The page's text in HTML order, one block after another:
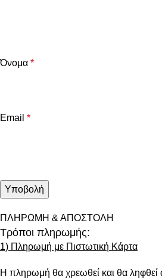
Όνομα *
Email *
ΠΛΗΡΩΜΗ & ΑΠΟΣΤΟΛΗ
Τρόποι πληρωμής:
1) Πληρωμή με Πιστωτική Κάρτα
Η πληρωμή θα χρεωθεί και θα ληφθεί